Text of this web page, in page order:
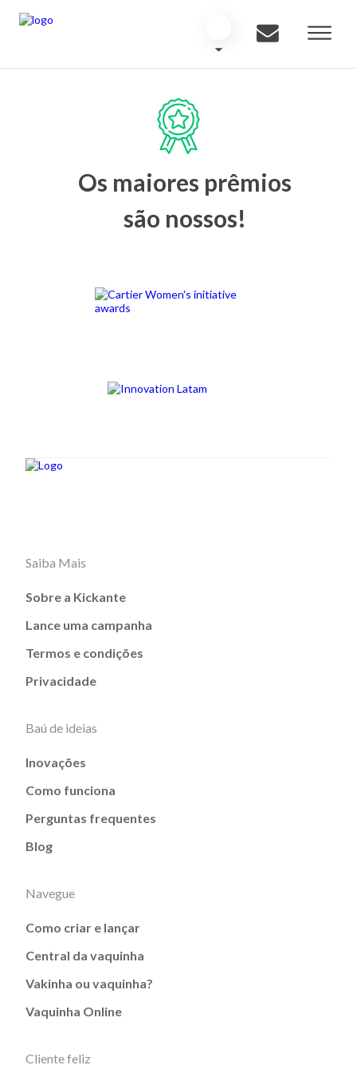
Os maiores prêmios
são nossos!
Saiba Mais
Sobre a Kickante
Lance uma campanha
Termos e condições
Privacidade
Baú de ideias
Inovações
Como funciona
Perguntas frequentes
Blog
Navegue
Como criar e lançar
Central da vaquinha
Vakinha ou vaquinha?
Vaquinha Online
Cliente feliz